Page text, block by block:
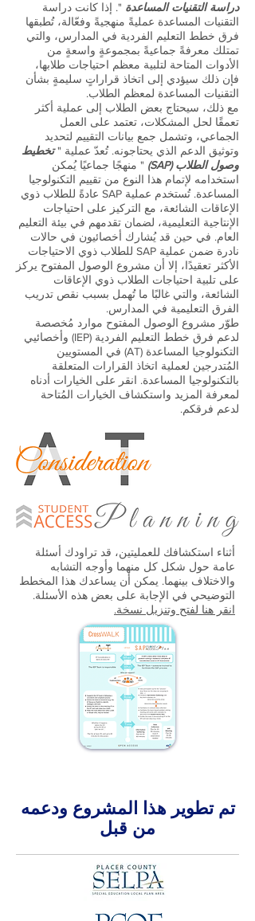
دراسة التقنيات المساعدة ". إذا كانت دراسة
التقنيات المساعدة عمليةً منهجيةً وفعّالة، تُطبقها
فرق خطط التعليم الفردية في المدارس، والتي
تمتلك معرفةً جماعيةً بمجموعةٍ واسعةٍ من
الأدوات المتاحة لتلبية معظم احتياجات طلابها،
فإن ذلك سيؤدي إلى اتخاذ قراراتٍ سليمةٍ بشأن
التقنيات المساعدة لمعظم الطلاب.
مع ذلك، سيحتاج بعض الطلاب إلى عملية أكثر
تعمقًا لحل المشكلات، تعتمد على العمل
الجماعي، وتشمل جمع بيانات التقييم لتحديد
وتوثيق الدعم الذي يحتاجونه. تُعدّ عملية "تخطيط
وصول الطلاب (SAP)
" منهجًا جماعيًا يُمكن
استخدامه لإتمام هذا النوع من تقييم التكنولوجيا
المساعدة. تُستخدم عملية SAP عادةً للطلاب ذوي
الإعاقات الشائعة، مع التركيز على احتياجات
الإنتاجية التعليمية، لضمان تقدمهم في بيئة التعليم
العام. في حين قد يُشارك أخصائيون في حالات
نادرة ضمن عملية SAP للطلاب ذوي الاحتياجات
الأكثر تعقيدًا، إلا أن مشروع الوصول المفتوح يركز
على تلبية احتياجات الطلاب ذوي الإعاقات
الشائعة، والتي غالبًا ما تُهمل بسبب نقص تدريب
الفرق التعليمية في المدارس.
طوّر مشروع الوصول المفتوح موارد مُخصصة
لدعم فرق خطط التعليم الفردية (IEP) وأخصائيي
التكنولوجيا المساعدة (AT) في المستويين
المُتدرجين لعملية اتخاذ القرارات المتعلقة
بالتكنولوجيا المساعدة. انقر على الخيارات أدناه
لمعرفة المزيد واستكشاف الخيارات المُتاحة
لدعم فرقكم.
أثناء استكشافك للعمليتين، قد تراودك أسئلة
عامة حول شكل كل منهما وأوجه التشابه
والاختلاف بينهما. يمكن أن يساعدك هذا المخطط
التوضيحي في الإجابة على بعض هذه الأسئلة.
انقر هنا لفتح وتنزيل نسخة.
تم تطوير هذا المشروع ودعمه
من قبل